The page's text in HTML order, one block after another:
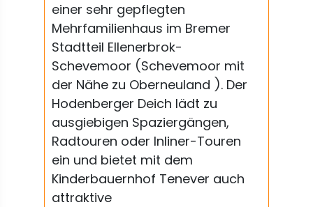
einer sehr gepflegten
Mehrfamilienhaus im Bremer
Stadtteil Ellenerbrok-
Schevemoor (Schevemoor mit
der Nähe zu Oberneuland ). Der
Hodenberger Deich lädt zu
ausgiebigen Spaziergängen,
Radtouren oder Inliner-Touren
ein und bietet mit dem
Kinderbauernhof Tenever auch
attraktive